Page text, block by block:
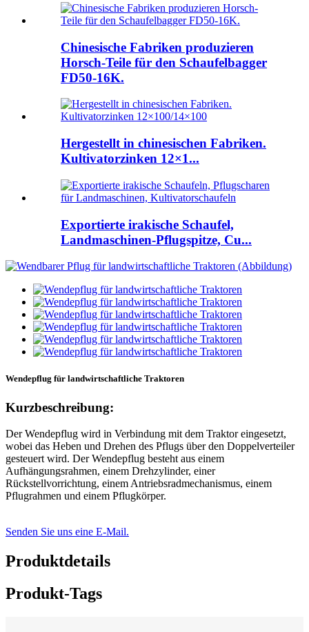
Chinesische Fabriken produzieren
Horsch-Teile für den Schaufelbagger
FD50-16K.
Hergestellt in chinesischen Fabriken.
Kultivatorzinken 12×1...
Exportierte irakische Schaufel,
Landmaschinen-Pflugspitze, Cu...
Wendepflug für landwirtschaftliche Traktoren
Kurzbeschreibung:
Der Wendepflug wird in Verbindung mit dem Traktor eingesetzt,
wobei das Heben und Drehen des Pflugs über den Doppelverteiler
gesteuert wird. Der Wendepflug besteht aus einem
Aufhängungsrahmen, einem Drehzylinder, einer
Rückstellvorrichtung, einem Antriebsradmechanismus, einem
Pflugrahmen und einem Pflugkörper.
Senden Sie uns eine E-Mail.
Produktdetails
Produkt-Tags